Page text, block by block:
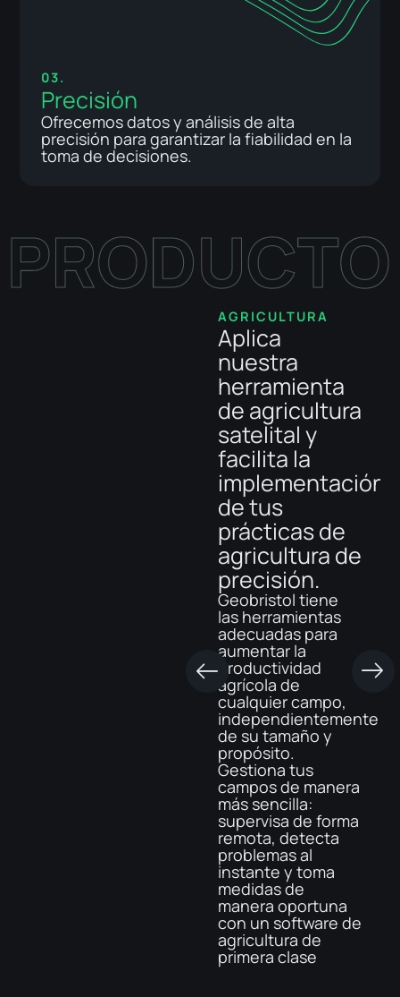
03.
Precisión
Ofrecemos datos y análisis de alta
precisión para garantizar la fiabilidad en la
toma de decisiones.
AGRICULTURA
Aplica
nuestra
herramienta
de agricultura
satelital y
facilita la
implementación
de tus
prácticas de
agricultura de
precisión.
Geobristol tiene
las herramientas
adecuadas para
aumentar la
productividad
agrícola de
cualquier campo,
independientemente
de su tamaño y
propósito.
Gestiona tus
campos de manera
más sencilla:
supervisa de forma
remota, detecta
problemas al
instante y toma
medidas de
manera oportuna
con un software de
agricultura de
primera clase
FORESTALES
Mitiga
riesgos y
optimiza las
operaciones
forestales.
Controla la
salud del
bosque,
compara
rodales antes
y después de
la
deforestación,
y más, todo
en un solo
lugar.
Una herramienta
en línea integral
para el monitoreo
remoto de la
deforestación, la
productividad
forestal y el estrés
hídrico dentro de
rodales forestales
individuales,
equipada con un
sistema
conveniente de
notificaciones para
la toma de
APIS
Acceso
Rápido y Fácil
a Datos
Crudos,
Procesados y
Analizados
API (Interfaz de
Programación de
Aplicaciones) es
una herramienta
intermedia para
transmitir datos
entre diversos
software mediante
lenguajes de
programación.